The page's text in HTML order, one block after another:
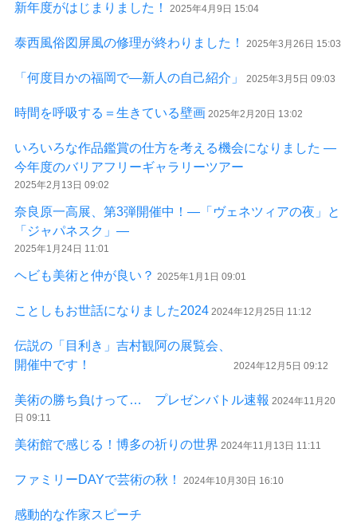
新年度がはじまりました！ 2025年4月9日 15:04
泰西風俗図屏風の修理が終わりました！ 2025年3月26日 15:03
「何度目かの福岡で―新人の自己紹介」 2025年3月5日 09:03
時間を呼吸する＝生きている壁画 2025年2月20日 13:02
いろいろな作品鑑賞の仕方を考える機会になりました ―
今年度のバリアフリーギャラリーツアー
2025年2月13日 09:02
奈良原一高展、第3弾開催中！―「ヴェネツィアの夜」と
「ジャパネスク」―
2025年1月24日 11:01
ヘビも美術と仲が良い？ 2025年1月1日 09:01
ことしもお世話になりました2024 2024年12月25日 11:12
伝説の「目利き」吉村観阿の展覧会、
開催中です！
2024年12月5日 09:12
美術の勝ち負けって… プレゼンバトル速報 2024年11月20
日 09:11
美術館で感じる！博多の祈りの世界 2024年11月13日 11:11
ファミリーDAYで芸術の秋！ 2024年10月30日 16:10
感動的な作家スピーチ